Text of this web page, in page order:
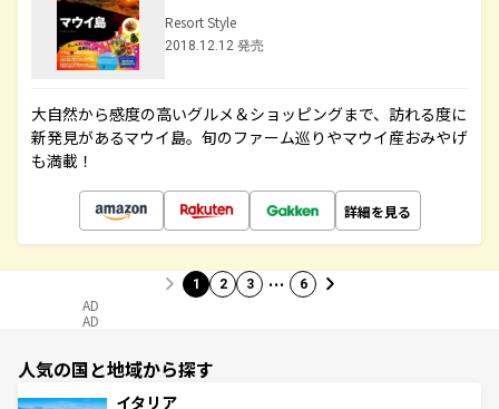
Resort Style
2018.12.12 発売
大自然から感度の高いグルメ＆ショッピングまで、訪れる度に
新発見があるマウイ島。旬のファーム巡りやマウイ産おみやげ
も満載！
詳細を見る
1 2 3 … 6
AD
AD
人気の国と地域から探す
イタリア